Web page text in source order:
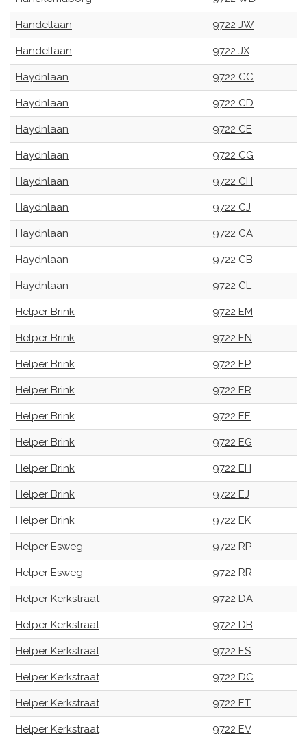
Händellaan 9722 JW
Händellaan 9722 JX
Haydnlaan 9722 CC
Haydnlaan 9722 CD
Haydnlaan 9722 CE
Haydnlaan 9722 CG
Haydnlaan 9722 CH
Haydnlaan 9722 CJ
Haydnlaan 9722 CA
Haydnlaan 9722 CB
Haydnlaan 9722 CL
Helper Brink 9722 EM
Helper Brink 9722 EN
Helper Brink 9722 EP
Helper Brink 9722 ER
Helper Brink 9722 EE
Helper Brink 9722 EG
Helper Brink 9722 EH
Helper Brink 9722 EJ
Helper Brink 9722 EK
Helper Esweg 9722 RP
Helper Esweg 9722 RR
Helper Kerkstraat 9722 DA
Helper Kerkstraat 9722 DB
Helper Kerkstraat 9722 ES
Helper Kerkstraat 9722 DC
Helper Kerkstraat 9722 ET
Helper Kerkstraat 9722 EV